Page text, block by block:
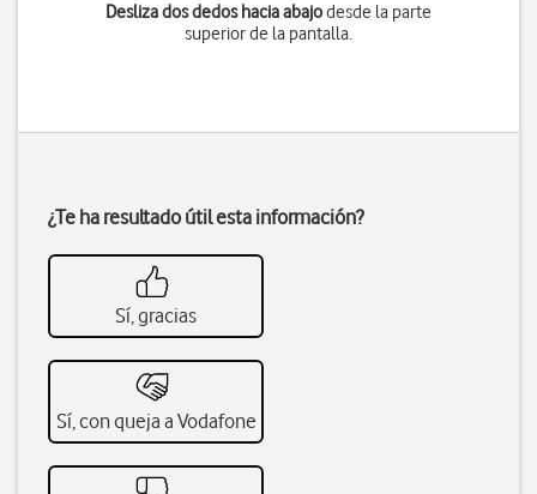
Desliza dos dedos hacia abajodesde la parte
superior de la pantalla.
¿Te ha resultado útil esta información?
Sí, gracias
Sí, con queja a Vodafone